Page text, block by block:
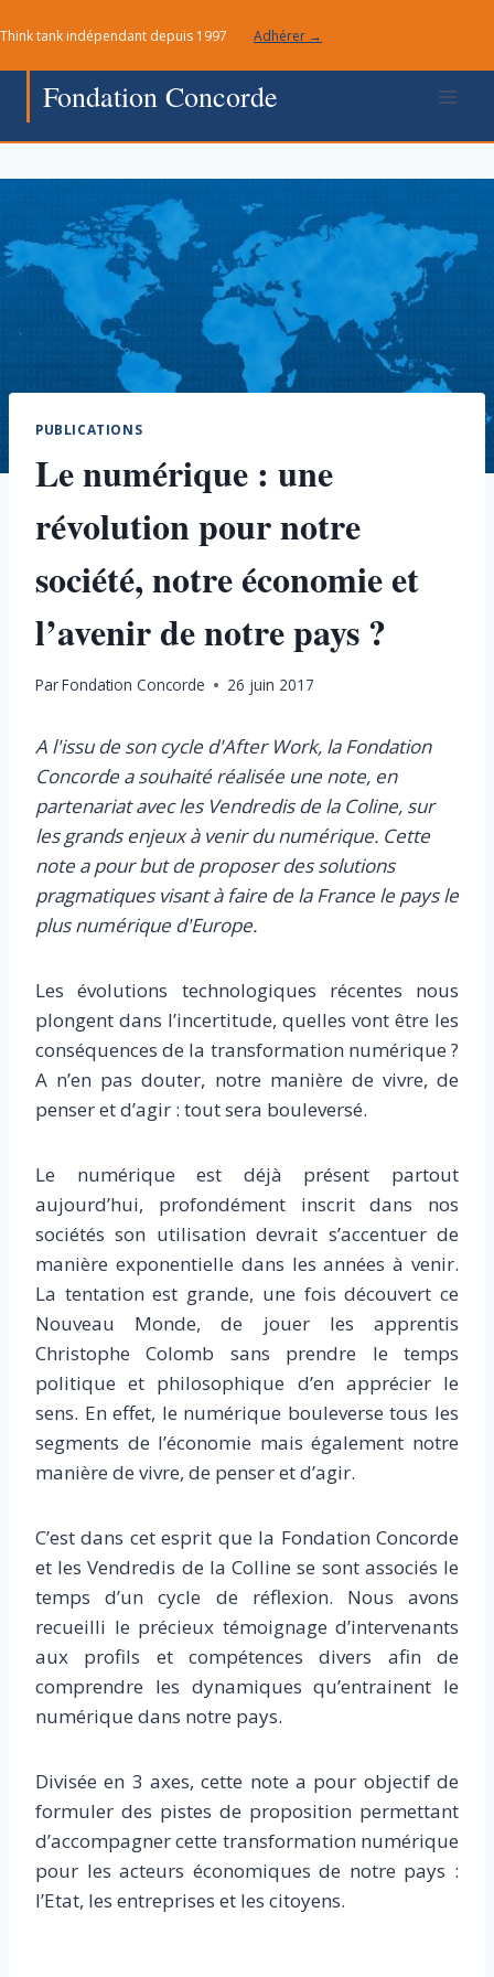
au
contenu
Think tank indépendant depuis 1997 Adhérer →
Fondation Concorde
PUBLICATIONS
Le numérique : une
révolution pour notre
société, notre économie et
l’avenir de notre pays ?
ParFondation Concorde 26 juin 2017
A l'issu de son cycle d'After Work, la Fondation
Concorde a souhaité réalisée une note, en
partenariat avec les Vendredis de la Coline, sur
les grands enjeux à venir du numérique. Cette
note a pour but de proposer des solutions
pragmatiques visant à faire de la France le pays le
plus numérique d'Europe.
Les évolutions technologiques récentes nous
plongent dans l’incertitude, quelles vont être les
conséquences de la transformation numérique ?
A n’en pas douter, notre manière de vivre, de
penser et d’agir : tout sera bouleversé.
Le numérique est déjà présent partout
aujourd’hui, profondément inscrit dans nos
sociétés son utilisation devrait s’accentuer de
manière exponentielle dans les années à venir.
La tentation est grande, une fois découvert ce
Nouveau Monde, de jouer les apprentis
Christophe Colomb sans prendre le temps
politique et philosophique d’en apprécier le
sens. En effet, le numérique bouleverse tous les
segments de l’économie mais également notre
manière de vivre, de penser et d’agir.
C’est dans cet esprit que la Fondation Concorde
et les Vendredis de la Colline se sont associés le
temps d’un cycle de réflexion. Nous avons
recueilli le précieux témoignage d’intervenants
aux profils et compétences divers afin de
comprendre les dynamiques qu’entrainent le
numérique dans notre pays.
Divisée en 3 axes, cette note a pour objectif de
formuler des pistes de proposition permettant
d’accompagner cette transformation numérique
pour les acteurs économiques de notre pays :
l’Etat, les entreprises et les citoyens.